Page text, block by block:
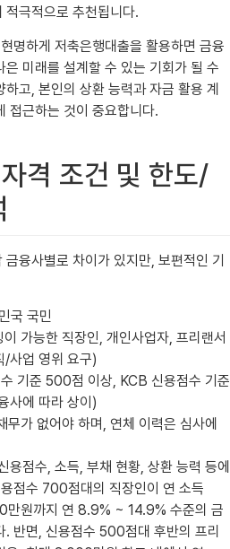
극적으로 추천됩니다.
명하게 저축은행대출을 활용하면 금융
미래를 설계할 수 있는 기회가 될 수
고, 본인의 상환 능력과 자금 활용 계
접근하는 것이 중요합니다.
격 조건 및 한도/
융사별로 차이가 있지만, 보편적인 기
국 국민
가능한 직장인, 개인사업자, 프리랜서
사업 영위 요구)
기준 500점 이상, KCB 신용점수 기준
사에 따라 상이)
무가 없어야 하며, 연체 이력은 심사에
용점수, 소득, 부채 현황, 상환 능력 등에
점수 700점대의 직장인이 연 소득
원까지 연 8.9% ~ 14.9% 수준의 금
. 반면, 신용점수 500점대 후반의 프리